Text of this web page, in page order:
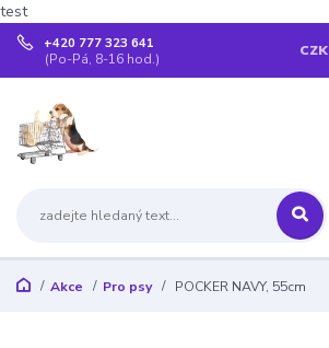
test
CZK
+420 777 323 641
(Po-Pá, 8-16 hod.)
Akce Pro psy POCKER NAVY, 55cm